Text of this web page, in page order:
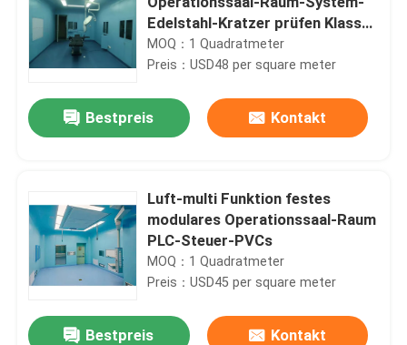
Edelstahl-Kratzer prüfen Klasse
100 - 1000
MOQ：1 Quadratmeter
Preis：USD48 per square meter
Bestpreis Kontakt
Luft-multi Funktion festes
modulares Operationssaal-Raum
PLC-Steuer-PVCs
MOQ：1 Quadratmeter
Preis：USD45 per square meter
Bestpreis Kontakt